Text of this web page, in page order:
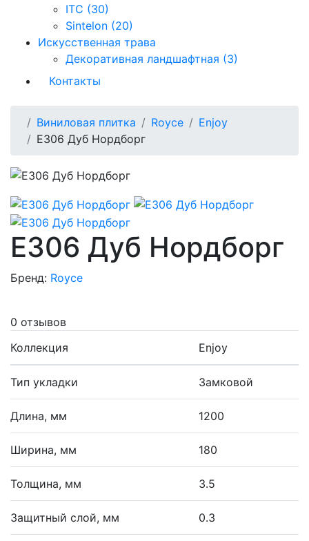
ITC (30)
Sintelon (20)
Искусственная трава
Декоративная ландшафтная (3)
Контакты
Виниловая плитка Royce
Enjoy
Е306 Дуб Нордборг
Е306 Дуб Нордборг
Бренд: Royce
0 отзывов
Коллекция
Enjoy
Тип укладки Замковой
Длина, мм 1200
Ширина, мм 180
Толщина, мм 3.5
Защитный слой, мм 0.3